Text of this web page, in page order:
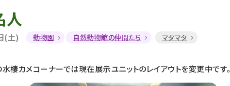
人
(土) 動物園 自然動物館の仲間たち マタマタ
棲カメコーナーでは現在展示ユニットのレイアウトを変更中です。